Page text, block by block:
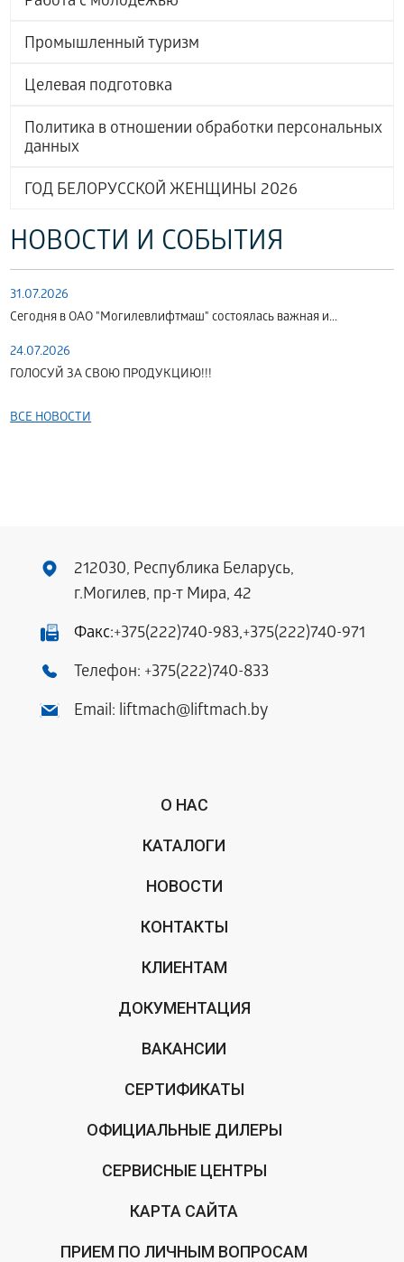
Промышленный туризм
Целевая подготовка
Политика в отношении обработки персональных
данных
ГОД БЕЛОРУССКОЙ ЖЕНЩИНЫ 2026
НОВОСТИ И СОБЫТИЯ
31.07.2026
Сегодня в ОАО "Могилевлифтмаш" состоялась важная и...
24.07.2026
ГОЛОСУЙ ЗА СВОЮ ПРОДУКЦИЮ!!!
ВСЕ НОВОСТИ
212030, Республика Беларусь,
г.Могилев, пр-т Мира, 42
Факс:+375(222)740-983,+375(222)740-971
Телефон: +375(222)740-833
Email: liftmach@liftmach.by
О НАС
КАТАЛОГИ
НОВОСТИ
КОНТАКТЫ
КЛИЕНТАМ
ДОКУМЕНТАЦИЯ
ВАКАНСИИ
СЕРТИФИКАТЫ
ОФИЦИАЛЬНЫЕ ДИЛЕРЫ
СЕРВИСНЫЕ ЦЕНТРЫ
КАРТА САЙТА
ПРИЕМ ПО ЛИЧНЫМ ВОПРОСАМ